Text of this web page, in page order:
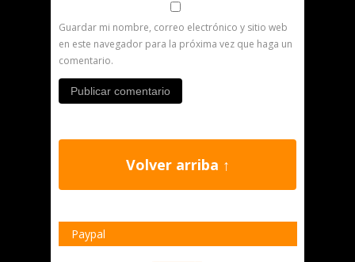
Guardar mi nombre, correo electrónico y sitio web
en este navegador para la próxima vez que haga un
comentario.
Volver arriba ↑
Paypal